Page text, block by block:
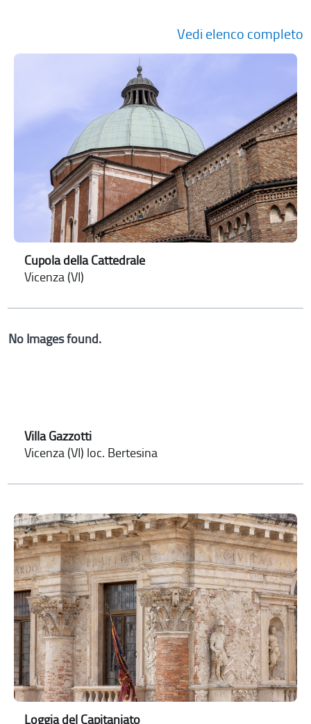
Vedi elenco completo
Cupola della Cattedrale
Vicenza (VI)
No Images found.
Villa Gazzotti
Vicenza (VI) loc. Bertesina
Loggia del Capitaniato